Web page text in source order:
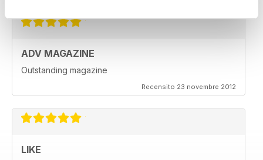
ADV MAGAZINE
Outstanding magazine
Recensito 23 novembre 2012
LIKE